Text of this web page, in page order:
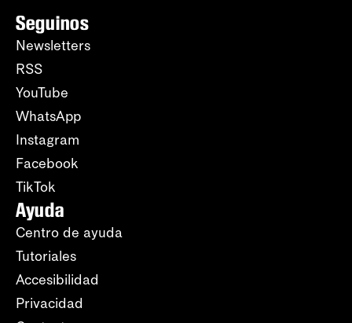
Seguinos
Newsletters
RSS
YouTube
WhatsApp
Instagram
Facebook
TikTok
Ayuda
Centro de ayuda
Tutoriales
Accesibilidad
Privacidad